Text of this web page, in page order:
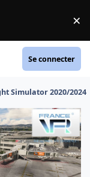
×
Se connecter
Simulator 2020/2024